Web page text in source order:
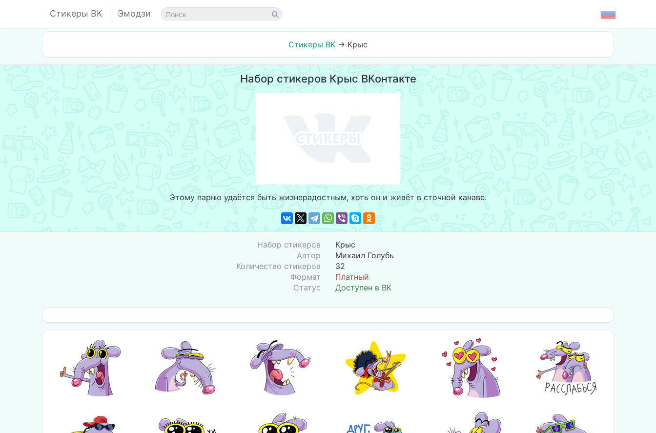
Стикеры ВК Эмодзи
Стикеры ВК → Крыс
Набор стикеров Крыс ВКонтакте
Этому парню удаётся быть жизнерадостным, хоть он и живёт в сточной канаве.
Набор стикеров
Крыс
Автор
Михаил Голубь
Количество стикеров
32
Формат
Платный
Статус
Доступен в ВК